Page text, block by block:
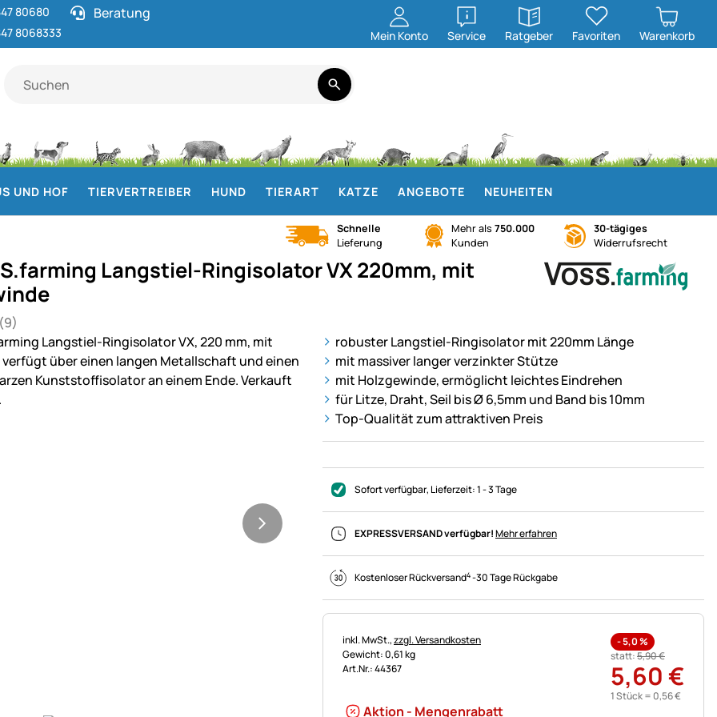
80680
8068333
Beratung
Mein Konto Service
öffnen
Ratgeber
öffnen
Favoriten Warenkorb
UND HOF TIERVERTREIBER HUND TIERART KATZE ANGEBOTE NEUHEITEN
Schnelle
Lieferung
Mehr als 750.000
Kunden
30-tägiges
Widerrufsrecht
Langstiel-Ringisolator VX 220mm, mit
5 (9 Bewertungen)
(9)
robuster Langstiel-Ringisolator mit 220mm Länge
mit massiver langer verzinkter Stütze
mit Holzgewinde, ermöglicht leichtes Eindrehen
für Litze, Draht, Seil bis Ø 6,5mm und Band bis 10mm
Top-Qualität zum attraktiven Preis
Sofort verfügbar, Lieferzeit:1 - 3 Tage
EXPRESSVERSAND verfügbar!Mehr erfahren
Kostenloser Rückversand4-30 Tage Rückgabe
Steuerhinweis:
inkl. MwSt.,zzgl. Versandkosten
Gewicht: 0,61 kg
Art.Nr.: 44367
-5,0%
statt:5,90€
5,60 €
1 Stück = 0,56€
Aktion - Mengenrabatt